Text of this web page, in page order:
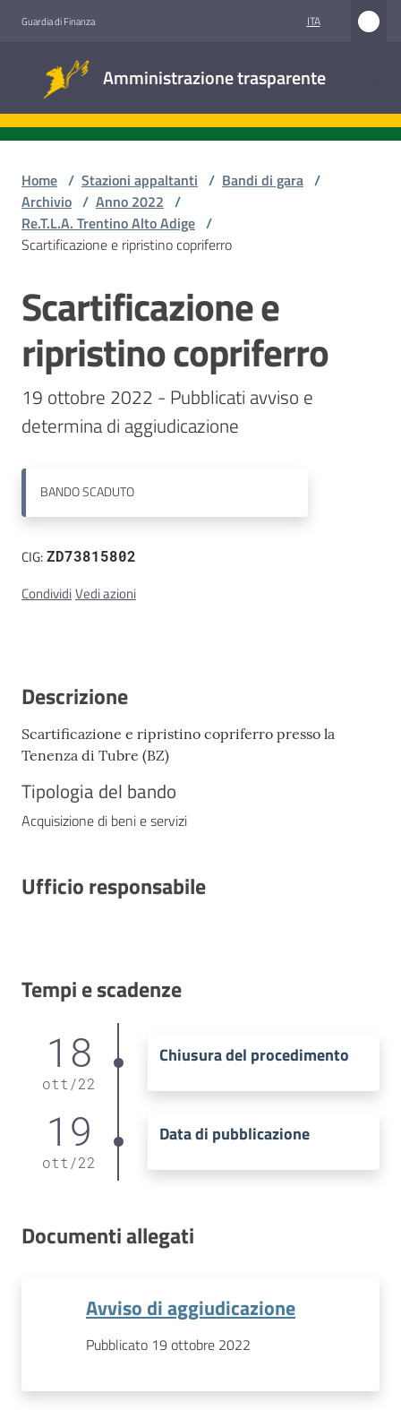
Guardia di Finanza ITA
Amministrazione trasparente
trasparente
Accesso
Stazioni
appaltanti
Home / Stazioni appaltanti / Bandi di gara /
Archivio / Anno 2022 /
Re.T.L.A. Trentino Alto Adige /
Scartificazione e ripristino copriferro
Salta al contenuto
Scartificazione e
ripristino copriferro
19 ottobre 2022 - Pubblicati avviso e
determina di aggiudicazione
BANDOSCADUTO
CIG:ZD73815802
CondividiVedi azioni
Descrizione
Scartificazione e ripristino copriferro presso la
Tenenza di Tubre (BZ)
Tipologia del bando
Acquisizione di beni e servizi
Ufficio responsabile
Tempi e scadenze
18
ott /22
Chiusura del procedimento
19
ott /22
Data di pubblicazione
Documenti allegati
Avviso di aggiudicazione
Pubblicato 19 ottobre 2022